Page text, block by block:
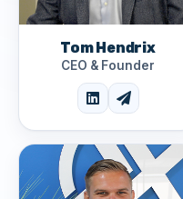
Tom Hendrix
CEO & Founder